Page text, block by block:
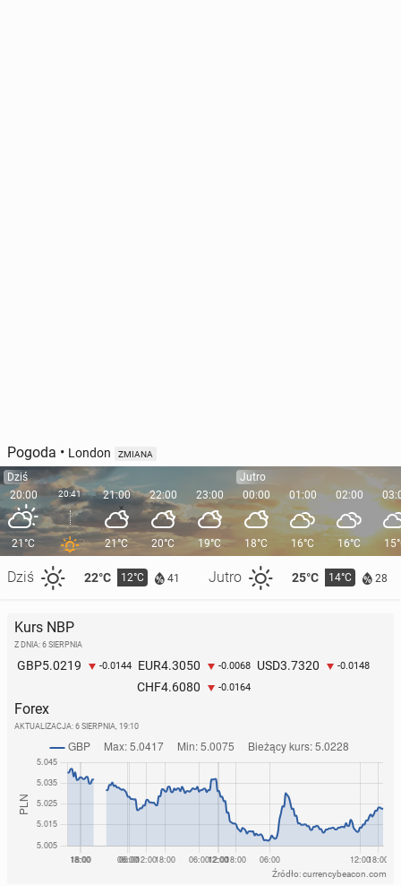
Pogoda • London ZMIANA
Dziś
20:00
21°C
Dziś 22°C 12°C 41 Jutro 25°C 14°C 28
20:41 21:00
21°C
22:00
20°C
23:00
19°C
Jutro
00:00
18°C
01:00
16°C
02:00
16°C
Kurs NBP
Z DNIA: 6 SIERPNIA
GBP5.0219 -0.0144 EUR4.3050 -0.0068 USD3.7320 -0.0148
CHF4.6080 -0.0164
Forex
AKTUALIZACJA: 6 SIERPNIA, 19:10
Źródło: currencybeacon.com